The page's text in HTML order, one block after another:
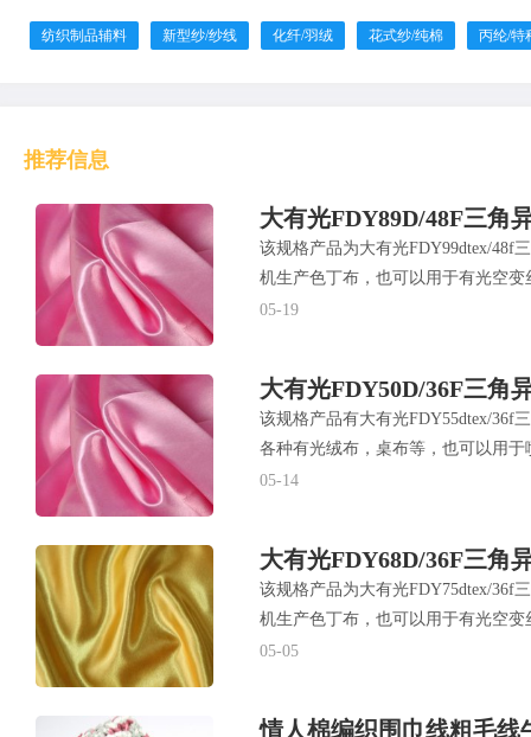
纺织制品辅料 新型纱/纱线 化纤/羽绒 花式纱/纯棉 丙纶/特
推荐信息
大有光FDY89D/48F三角
该规格产品为大有光FDY99dtex/48f
机生产色丁布，也可以用于有光空
05-19
大有光FDY50D/36F三角
该规格产品有大有光FDY55dtex/36f
各种有光绒布，桌布等，也可以用
05-14
大有光FDY68D/36F三角
该规格产品为大有光FDY75dtex/36f
机生产色丁布，也可以用于有光空
05-05
情人棉编织围巾线粗毛线